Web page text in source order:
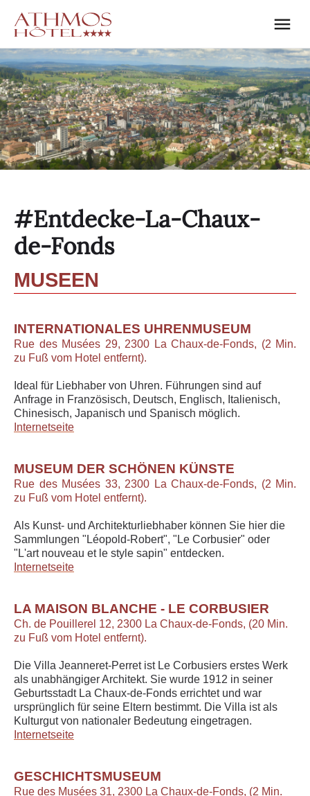
#Entdecke-La-Chaux-
de-Fonds
MUSEEN
INTERNATIONALES UHRENMUSEUM
Rue des Musées 29, 2300 La Chaux-de-Fonds, (2 Min.
zu Fuß vom Hotel entfernt).
Ideal für Liebhaber von Uhren. Führungen sind auf
Anfrage in Französisch, Deutsch, Englisch, Italienisch,
Chinesisch, Japanisch und Spanisch möglich.
Internetseite
MUSEUM DER SCHÖNEN KÜNSTE
Rue des Musées 33, 2300 La Chaux-de-Fonds, (2 Min.
zu Fuß vom Hotel entfernt).
Als Kunst- und Architekturliebhaber können Sie hier die
Sammlungen "Léopold-Robert", "Le Corbusier" oder
"L'art nouveau et le style sapin" entdecken.
Internetseite
LA MAISON BLANCHE - LE CORBUSIER
Ch. de Pouillerel 12, 2300 La Chaux-de-Fonds, (20 Min.
zu Fuß vom Hotel entfernt).
Die Villa Jeanneret-Perret ist Le Corbusiers erstes Werk
als unabhängiger Architekt. Sie wurde 1912 in seiner
Geburtsstadt La Chaux-de-Fonds errichtet und war
ursprünglich für seine Eltern bestimmt. Die Villa ist als
Kulturgut von nationaler Bedeutung eingetragen.
Internetseite
GESCHICHTSMUSEUM
Rue des Musées 31, 2300 La Chaux-de-Fonds, (2 Min.